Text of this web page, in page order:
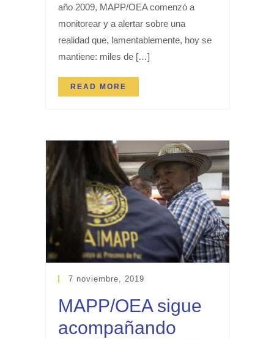
año 2009, MAPP/OEA comenzó a
monitorear y a alertar sobre una
realidad que, lamentablemente, hoy se
mantiene: miles de […]
READ MORE
7 noviembre, 2019
MAPP/OEA sigue
acompañando